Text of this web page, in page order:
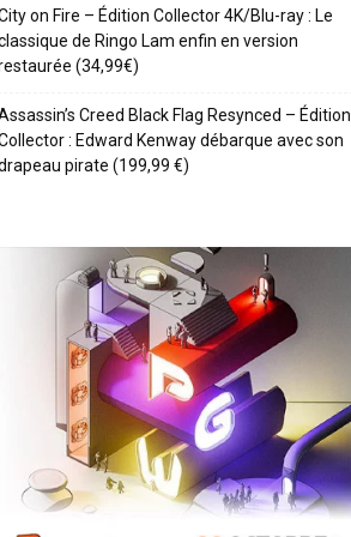
on Fire – Édition Collector 4K/Blu-ray : Le
de Ringo Lam enfin en version
(34,99€)
Creed Black Flag Resynced – Édition
: Edward Kenway débarque avec son
pirate (199,99 €)